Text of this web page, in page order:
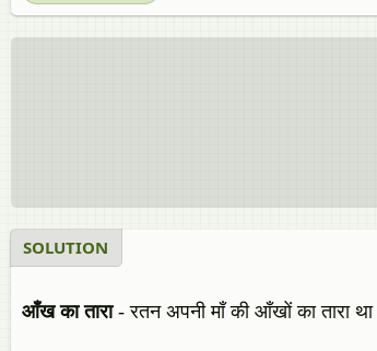
SOLUTION
आँख का तारा - रतन अपनी माँ की आँखों का तारा